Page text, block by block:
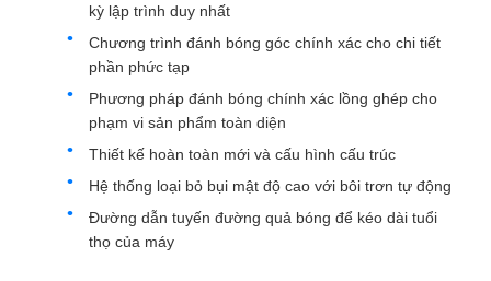
kỳ lập trình duy nhất
Chương trình đánh bóng góc chính xác cho chi tiết
phần phức tạp
Phương pháp đánh bóng chính xác lồng ghép cho
phạm vi sản phẩm toàn diện
Thiết kế hoàn toàn mới và cấu hình cấu trúc
Hệ thống loại bỏ bụi mật độ cao với bôi trơn tự động
Đường dẫn tuyến đường quả bóng để kéo dài tuổi
thọ của máy